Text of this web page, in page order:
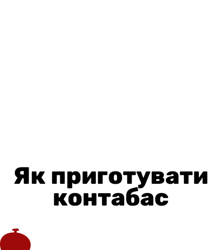
Як приготувати
контабас